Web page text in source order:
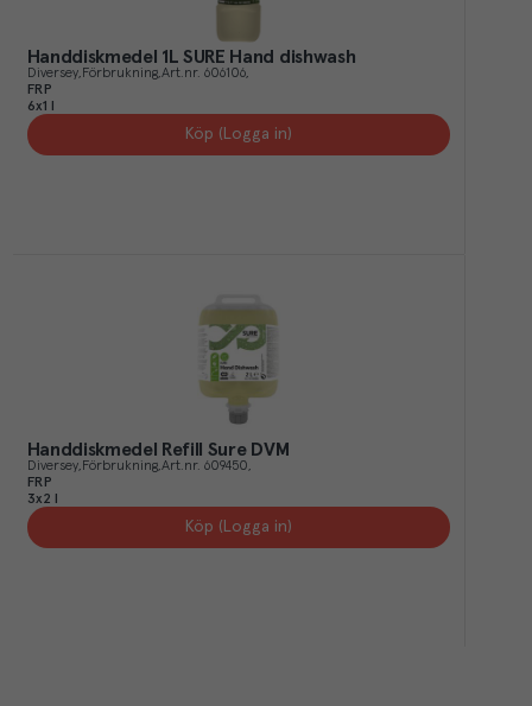
Handdiskmedel 1L SURE Hand dishwash
Diversey Förbrukning Art.nr. 606106
FRP
6x1 l
Köp (Logga in)
Handdiskmedel Refill Sure DVM
Diversey Förbrukning Art.nr. 609450
FRP
3x2 l
Köp (Logga in)